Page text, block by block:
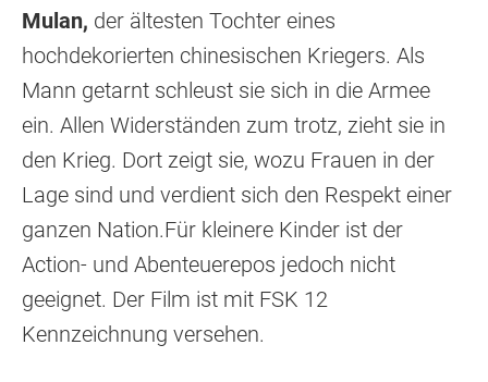
Mulan, der ältesten Tochter eines
hochdekorierten chinesischen Kriegers. Als
Mann getarnt schleust sie sich in die Armee
ein. Allen Widerständen zum trotz, zieht sie in
den Krieg. Dort zeigt sie, wozu Frauen in der
Lage sind und verdient sich den Respekt einer
ganzen Nation.Für kleinere Kinder ist der
Action- und Abenteuerepos jedoch nicht
geeignet. Der Film ist mit FSK 12
Kennzeichnung versehen.